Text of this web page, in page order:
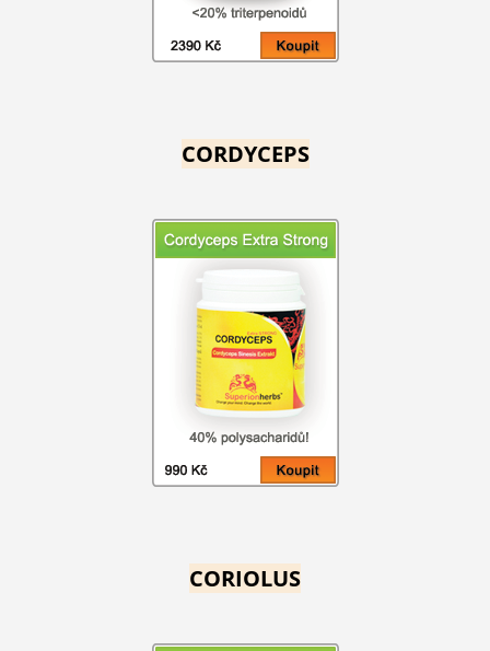
CORDYCEPS
CORIOLUS